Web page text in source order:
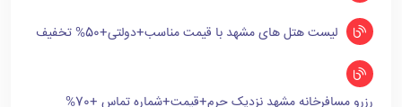
لیست هتل های مشهد با قیمت مناسب+دولتی+50% تخفیف
رزرو مسافرخانه مشهد نزدیک حرم+قیمت+شماره تماس +70%